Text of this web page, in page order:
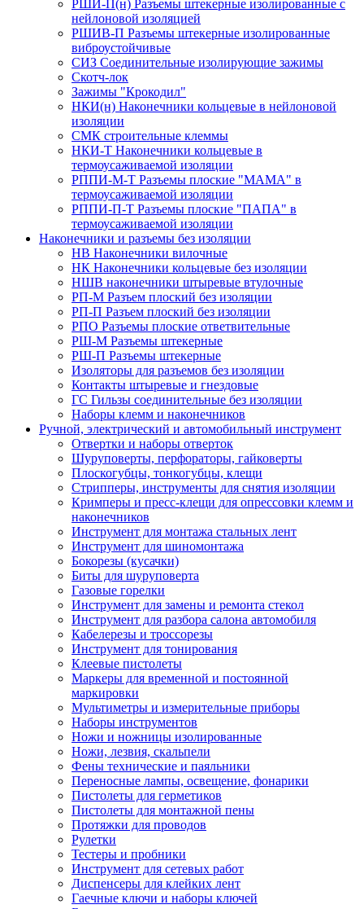
РШИ-П(н) Разъемы штекерные изолированные с
нейлоновой изоляцией
РШИВ-П Разъемы штекерные изолированные
виброустойчивые
СИЗ Соединительные изолирующие зажимы
Скотч-лок
Зажимы "Крокодил"
НКИ(н) Наконечники кольцевые в нейлоновой
изоляции
СМК строительные клеммы
НКИ-Т Наконечники кольцевые в
термоусаживаемой изоляции
РППИ-М-Т Разъемы плоские "МАМА" в
термоусаживаемой изоляции
РППИ-П-Т Разъемы плоские "ПАПА" в
термоусаживаемой изоляции
Наконечники и разъемы без изоляции
НВ Наконечники вилочные
НК Наконечники кольцевые без изоляции
НШВ наконечники штыревые втулочные
РП-М Разъем плоский без изоляции
РП-П Разъем плоский без изоляции
РПО Разъемы плоские ответвительные
РШ-М Разъемы штекерные
РШ-П Разъемы штекерные
Изоляторы для разъемов без изоляции
Контакты штыревые и гнездовые
ГС Гильзы соединительные без изоляции
Наборы клемм и наконечников
Ручной, электрический и автомобильный инструмент
Отвертки и наборы отверток
Шуруповерты, перфораторы, гайковерты
Плоскогубцы, тонкогубцы, клещи
Стрипперы, инструменты для снятия изоляции
Кримперы и пресс-клещи для опрессовки клемм и
наконечников
Инструмент для монтажа стальных лент
Инструмент для шиномонтажа
Бокорезы (кусачки)
Биты для шуруповерта
Газовые горелки
Инструмент для замены и ремонта стекол
Инструмент для разбора салона автомобиля
Кабелерезы и троссорезы
Инструмент для тонирования
Клеевые пистолеты
Маркеры для временной и постоянной
маркировки
Мультиметры и измерительные приборы
Наборы инструментов
Ножи и ножницы изолированные
Ножи, лезвия, скальпели
Фены технические и паяльники
Переносные лампы, освещение, фонарики
Пистолеты для герметиков
Пистолеты для монтажной пены
Протяжки для проводов
Рулетки
Тестеры и пробники
Инструмент для сетевых работ
Диспенсеры для клейких лент
Гаечные ключи и наборы ключей